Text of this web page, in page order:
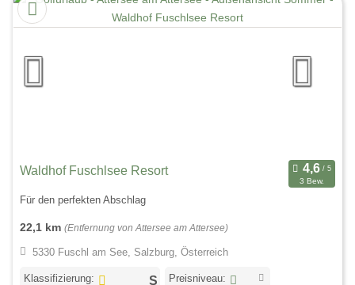
Waldhof Fuschlsee Resort
3 Bew.
Für den perfekten Abschlag
22,1 km (Entfernung von Attersee am Attersee)
5330 Fuschl am See, Salzburg, Österreich
Klassifizierung: Preisniveau: